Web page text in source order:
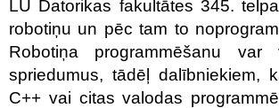
LU Datorikas fakultātes 345.
robotiņu un pēc tam to
Robotiņa programmēšanu
spriedumus, tādēļ dalībniekiem,
C++ vai citas valodas